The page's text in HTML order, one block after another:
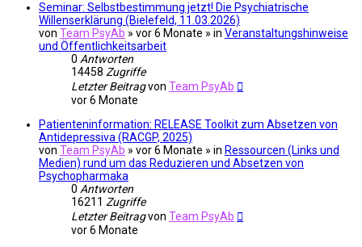
Seminar: Selbstbestimmung jetzt! Die Psychiatrische
Willenserklärung (Bielefeld, 11.03.2026)
von Team PsyAb » vor 6 Monate » in Veranstaltungshinweise
und Öffentlichkeitsarbeit
0 Antworten
14458 Zugriffe
Letzter Beitragvon Team PsyAb
vor 6 Monate
Patienteninformation: RELEASE Toolkit zum Absetzen von
Antidepressiva (RACGP, 2025)
von Team PsyAb » vor 6 Monate » in Ressourcen (Links und
Medien) rund um das Reduzieren und Absetzen von
Psychopharmaka
0 Antworten
16211 Zugriffe
Letzter Beitragvon Team PsyAb
vor 6 Monate